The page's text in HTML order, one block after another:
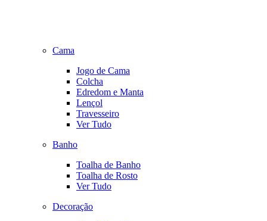
Cama
Jogo de Cama
Colcha
Edredom e Manta
Lençol
Travesseiro
Ver Tudo
Banho
Toalha de Banho
Toalha de Rosto
Ver Tudo
Decoração